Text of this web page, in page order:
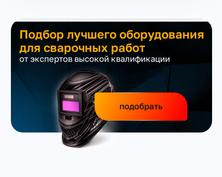
Подбор лучшего оборудования
для сварочных работ
от экспертов высокой квалификации
подобрать